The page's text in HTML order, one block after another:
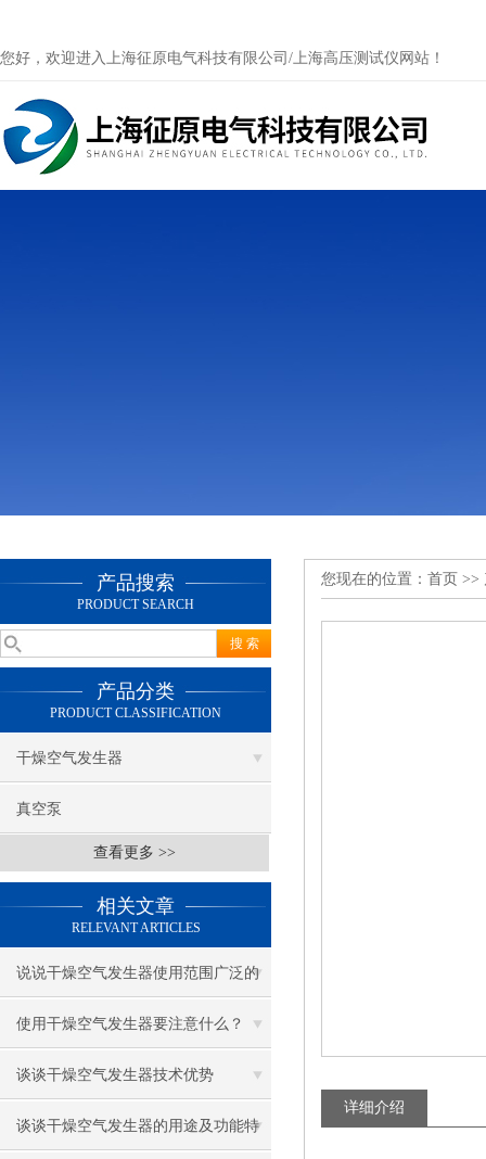
您好，欢迎进入上海征原电气科技有限公司/上海高压测试仪网站！
产品搜索
PRODUCT SEARCH
产品分类
PRODUCT CLASSIFICATION
干燥空气发生器
真空泵
查看更多 >>
相关文章
RELEVANT ARTICLES
说说干燥空气发生器使用范围广泛的
原因
使用干燥空气发生器要注意什么？
谈谈干燥空气发生器技术优势
谈谈干燥空气发生器的用途及功能特
您现在的位置： 首页 >>
详细介绍